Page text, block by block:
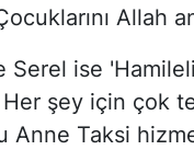
Allah
Serel ise
şey için çok
Anne Taksi